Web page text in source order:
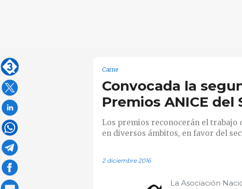
Carne
Convocada la
Premios ANICE del
Los premios reconocerán el trabajo
en diversos ámbitos, en favor del
2 diciembre 2016
La Asociación